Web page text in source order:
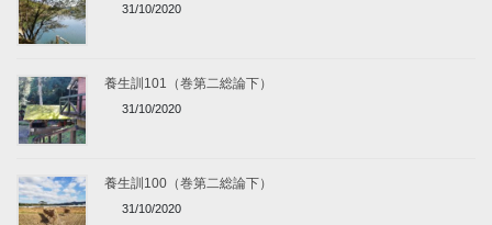
31/10/2020
養生訓101（巻第二総論下）
31/10/2020
養生訓100（巻第二総論下）
31/10/2020